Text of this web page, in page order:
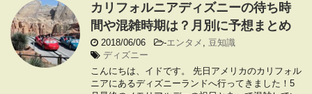
カリフォルニアディズニーの待ち時
間や混雑時期は？月別に予想まとめ
2018/06/06 -エンタメ , 豆知識
ディズニー
こんにちは、イドです。 先日アメリカのカリフォル
ニアにあるディズニーランドへ行ってきました！5